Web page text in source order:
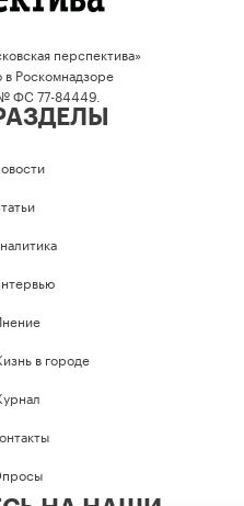
перспектива»
в Роскомнадзоре
ФС 77-84449.
в городе